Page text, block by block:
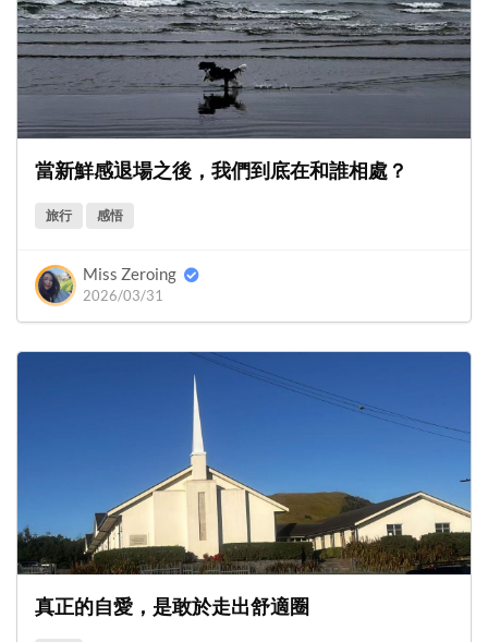
當新鮮感退場之後，我們到底在和誰相處？
旅行 感悟
Miss Zeroing
2026/03/31
真正的自愛，是敢於走出舒適圈